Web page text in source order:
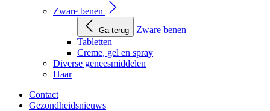
Zware benen
Ga terug
Zware benen
Tabletten
Creme, gel en spray
Diverse geneesmiddelen
Haar
Contact
Gezondheidsnieuws